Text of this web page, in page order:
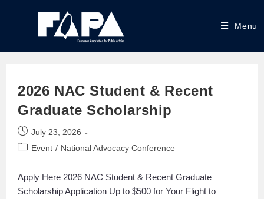
Menu
2026 NAC Student & Recent
Graduate Scholarship
July 23, 2026
Event / National Advocacy Conference
Apply Here 2026 NAC Student & Recent Graduate
Scholarship Application Up to $500 for Your Flight to